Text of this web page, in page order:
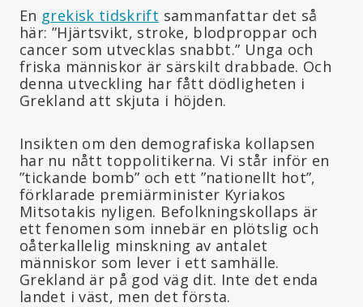
En grekisk tidskrift sammanfattar det så
här: ”Hjärtsvikt, stroke, blodproppar och
cancer som utvecklas snabbt.” Unga och
friska människor är särskilt drabbade. Och
denna utveckling har fått dödligheten i
Grekland att skjuta i höjden.
Insikten om den demografiska kollapsen
har nu nått toppolitikerna. Vi står inför en
”tickande bomb” och ett ”nationellt hot”,
förklarade premiärminister Kyriakos
Mitsotakis nyligen. Befolkningskollaps är
ett fenomen som innebär en plötslig och
oåterkallelig minskning av antalet
människor som lever i ett samhälle.
Grekland är på god väg dit. Inte det enda
landet i väst, men det första.